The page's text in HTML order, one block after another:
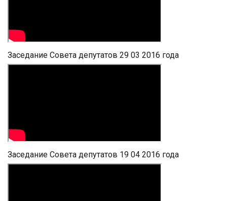
Заседание Совета депутатов 29 03 2016 года
Заседание Совета депутатов 19 04 2016 года